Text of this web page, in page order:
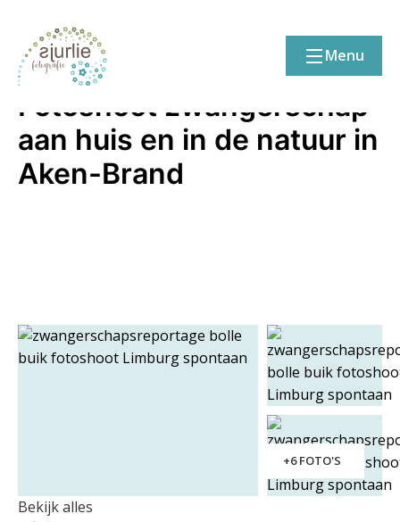
Menu
21/02/15
Fotoshoot zwangerschap
aan huis en in de natuur in
Aken-Brand
+6 FOTO'S
Bekijk alles